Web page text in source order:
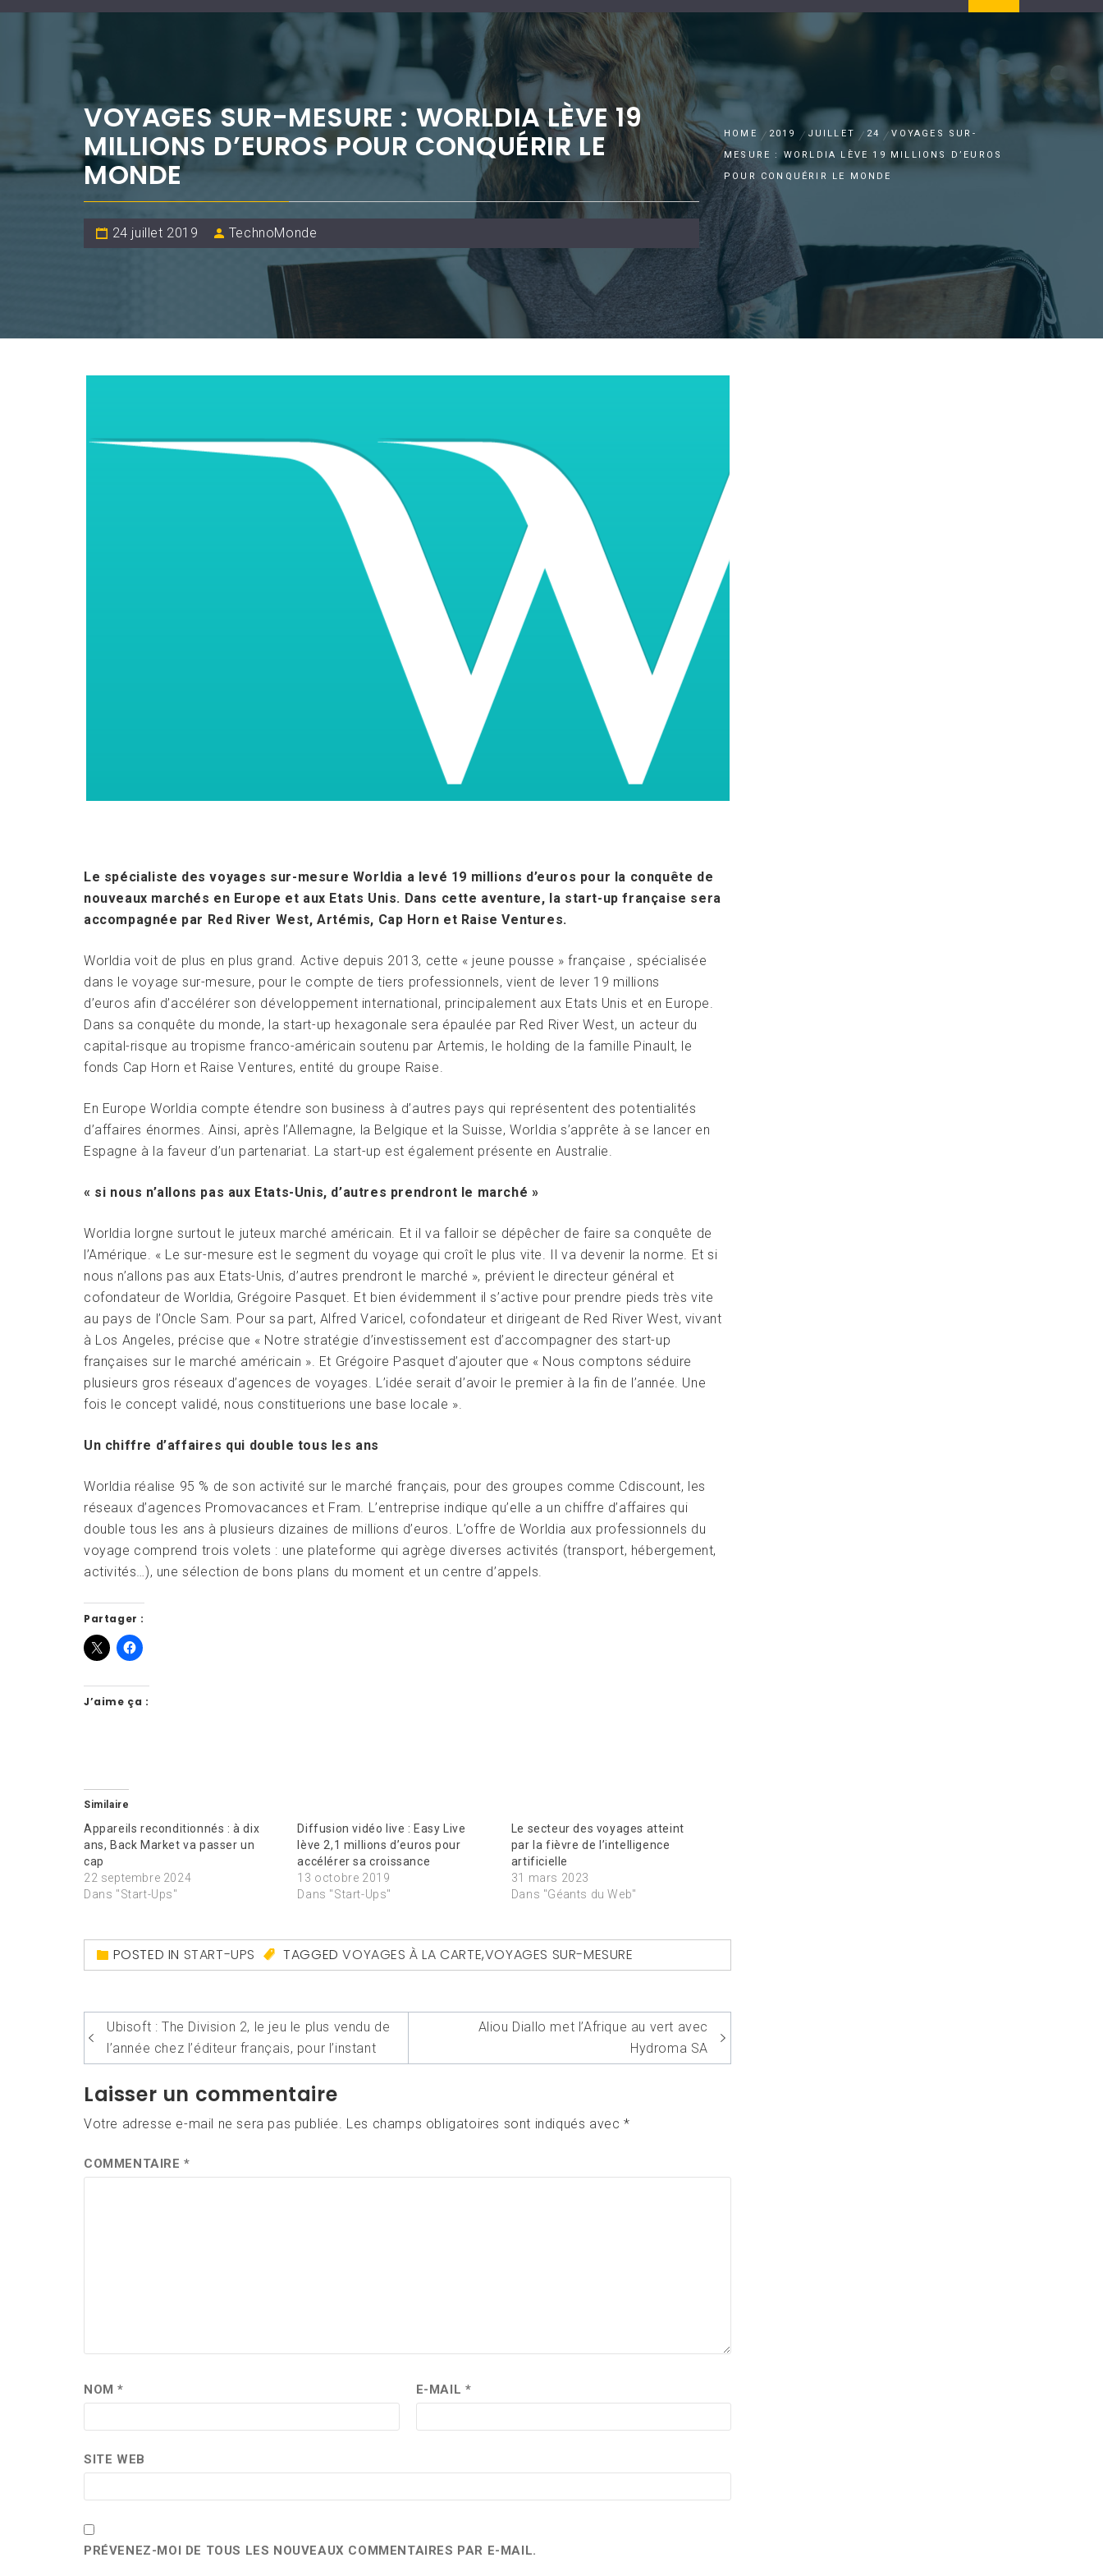
VOYAGES SUR-MESURE : WORLDIA LÈVE 19
MILLIONS D’EUROS POUR CONQUÉRIR LE
MONDE
24 juillet 2019 TechnoMonde
HOME 2019 JUILLET 24
VOYAGES SUR-
MESURE : WORLDIA LÈVE 19 MILLIONS D’EUROS
POUR CONQUÉRIR LE MONDE
Le spécialiste des voyages sur-mesure Worldia a levé 19 millions d’euros pour la conquête de
nouveaux marchés en Europe et aux Etats Unis. Dans cette aventure, la start-up française sera
accompagnée par Red River West, Artémis, Cap Horn et Raise Ventures.
Worldia voit de plus en plus grand. Active depuis 2013, cette « jeune pousse » française , spécialisée
dans le voyage sur-mesure, pour le compte de tiers professionnels, vient de lever 19 millions
d’euros afin d’accélérer son développement international, principalement aux Etats Unis et en Europe.
Dans sa conquête du monde, la start-up hexagonale sera épaulée par Red River West, un acteur du
capital-risque au tropisme franco-américain soutenu par Artemis, le holding de la famille Pinault, le
fonds Cap Horn et Raise Ventures, entité du groupe Raise.
En Europe Worldia compte étendre son business à d’autres pays qui représentent des potentialités
d’affaires énormes. Ainsi, après l’Allemagne, la Belgique et la Suisse, Worldia s’apprête à se lancer en
Espagne à la faveur d’un partenariat. La start-up est également présente en Australie.
« si nous n’allons pas aux Etats-Unis, d’autres prendront le marché »
Worldia lorgne surtout le juteux marché américain. Et il va falloir se dépêcher de faire sa conquête de
l’Amérique. « Le sur-mesure est le segment du voyage qui croît le plus vite. Il va devenir la norme. Et si
nous n’allons pas aux Etats-Unis, d’autres prendront le marché », prévient le directeur général et
cofondateur de Worldia, Grégoire Pasquet. Et bien évidemment il s’active pour prendre pieds très vite
au pays de l’Oncle Sam. Pour sa part, Alfred Varicel, cofondateur et dirigeant de Red River West, vivant
à Los Angeles, précise que « Notre stratégie d’investissement est d’accompagner des start-up
françaises sur le marché américain ». Et Grégoire Pasquet d’ajouter que « Nous comptons séduire
plusieurs gros réseaux d’agences de voyages. L’idée serait d’avoir le premier à la fin de l’année. Une
fois le concept validé, nous constituerions une base locale ».
Un chiffre d’affaires qui double tous les ans
Worldia réalise 95 % de son activité sur le marché français, pour des groupes comme Cdiscount, les
réseaux d’agences Promovacances et Fram. L’entreprise indique qu’elle a un chiffre d’affaires qui
double tous les ans à plusieurs dizaines de millions d’euros. L’offre de Worldia aux professionnels du
voyage comprend trois volets : une plateforme qui agrège diverses activités (transport, hébergement,
activités…), une sélection de bons plans du moment et un centre d’appels.
Partager :
J’aime ça :
Similaire
Appareils reconditionnés : à dix
ans, Back Market va passer un
cap
22 septembre 2024
Dans "Start-Ups"
Diffusion vidéo live : Easy Live
lève 2,1 millions d’euros pour
accélérer sa croissance
13 octobre 2019
Dans "Start-Ups"
Le secteur des voyages atteint
par la fièvre de l’intelligence
artificielle
31 mars 2023
Dans "Géants du Web"
POSTED IN START-UPS TAGGEDVOYAGES À LA CARTE,VOYAGES SUR-MESURE
Navigation
de
l’article
Ubisoft : The Division 2, le jeu le plus vendu de
l’année chez l’éditeur français, pour l’instant
Aliou Diallo met l’Afrique au vert avec
Hydroma SA
Laisser un commentaire
Votre adresse e-mail ne sera pas publiée. Les champs obligatoires sont indiqués avec*
COMMENTAIRE*
NOM* E-MAIL *
SITE WEB
PRÉVENEZ-MOI DE TOUS LES NOUVEAUX COMMENTAIRES PAR E-MAIL.